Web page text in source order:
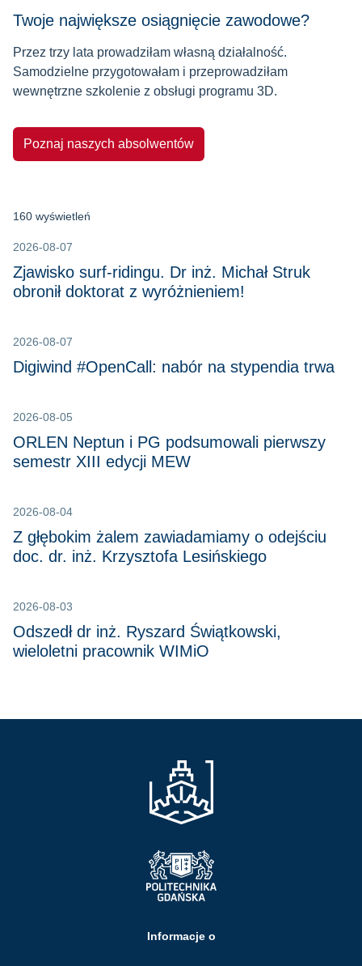
Twoje największe osiągnięcie zawodowe?
Przez trzy lata prowadziłam własną działalność.
Samodzielne przygotowałam i przeprowadziłam
wewnętrzne szkolenie z obsługi programu 3D.
Poznaj naszych absolwentów
160 wyświetleń
2026-08-07
Zjawisko surf-ridingu. Dr inż. Michał Struk
obronił doktorat z wyróżnieniem!
2026-08-07
Digiwind #OpenCall: nabór na stypendia trwa
2026-08-05
ORLEN Neptun i PG podsumowali pierwszy
semestr XIII edycji MEW
2026-08-04
Z głębokim żalem zawiadamiamy o odejściu
doc. dr. inż. Krzysztofa Lesińskiego
2026-08-03
Odszedł dr inż. Ryszard Świątkowski,
wieloletni pracownik WIMiO
Informacje o